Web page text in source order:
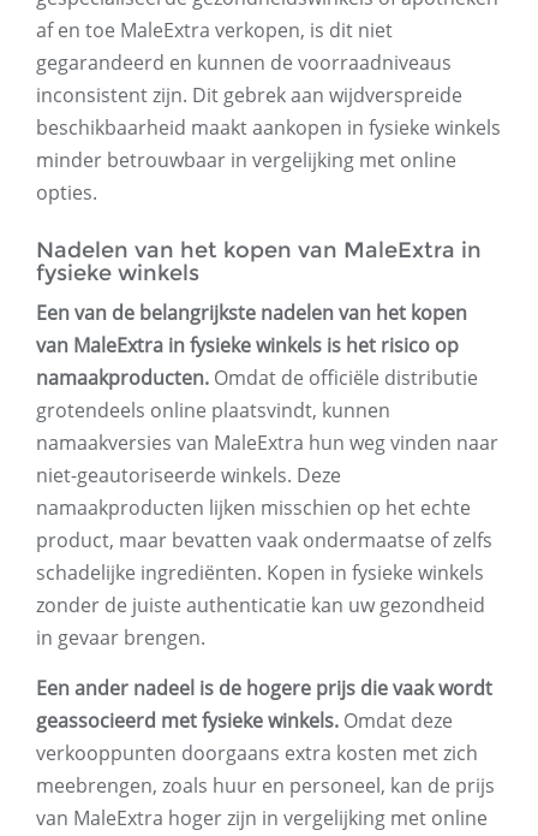
af ​​en toe MaleExtra verkopen, is dit niet
gegarandeerd en kunnen de voorraadniveaus
inconsistent zijn. Dit gebrek aan wijdverspreide
beschikbaarheid maakt aankopen in fysieke winkels
minder betrouwbaar in vergelijking met online
opties.
Nadelen van het kopen van MaleExtra in
fysieke winkels
Een van de belangrijkste nadelen van het kopen
van MaleExtra in fysieke winkels is het risico op
namaakproducten. Omdat de officiële distributie
grotendeels online plaatsvindt, kunnen
namaakversies van MaleExtra hun weg vinden naar
niet-geautoriseerde winkels. Deze
namaakproducten lijken misschien op het echte
product, maar bevatten vaak ondermaatse of zelfs
schadelijke ingrediënten. Kopen in fysieke winkels
zonder de juiste authenticatie kan uw gezondheid
in gevaar brengen.
Een ander nadeel is de hogere prijs die vaak wordt
geassocieerd met fysieke winkels. Omdat deze
verkooppunten doorgaans extra kosten met zich
meebrengen, zoals huur en personeel, kan de prijs
van MaleExtra hoger zijn in vergelijking met online